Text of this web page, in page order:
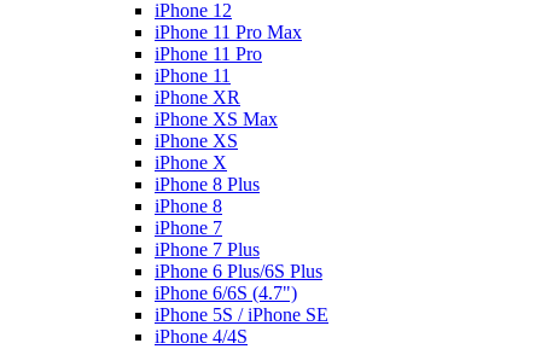
iPhone 12
iPhone 11 Pro Max
iPhone 11 Pro
iPhone 11
iPhone XR
iPhone XS Max
iPhone XS
iPhone X
iPhone 8 Plus
iPhone 8
iPhone 7
iPhone 7 Plus
iPhone 6 Plus/6S Plus
iPhone 6/6S (4.7")
iPhone 5S / iPhone SE
iPhone 4/4S